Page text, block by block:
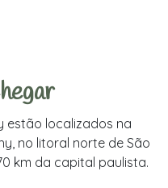
estão localizados na
no litoral norte de São
km da capital paulista.